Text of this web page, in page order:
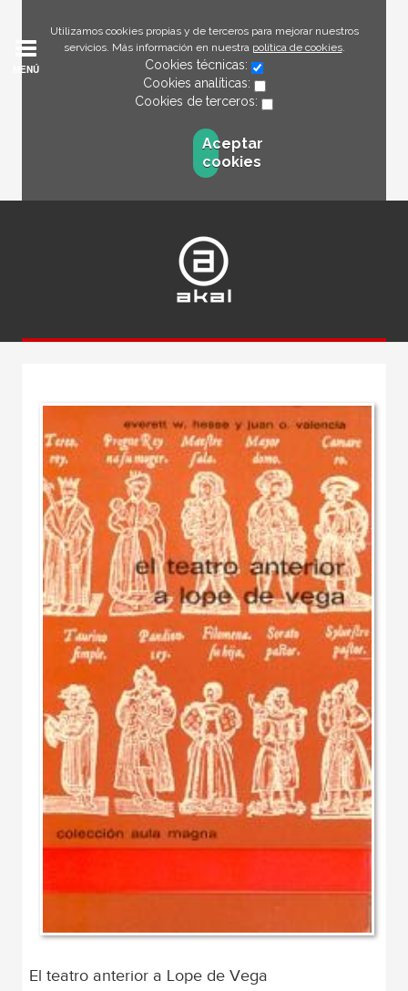
Utilizamos cookies propias y de terceros para mejorar nuestros
servicios. Más información en nuestra política de cookies.
Cookies técnicas:
Cookies analíticas:
Cookies de terceros:
Aceptar
cookies
MENÚ
El teatro anterior a Lope de Vega